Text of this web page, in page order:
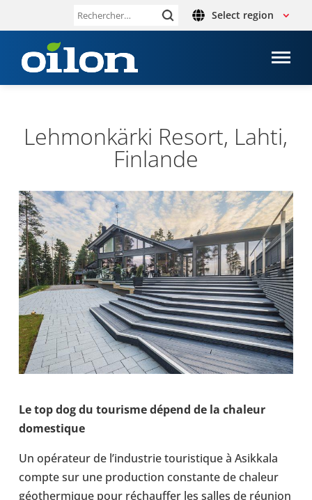
Rechercher : Select region
Lehmonkärki Resort, Lahti,
Fin­lande
Le top dog du tou­risme dépend de la chaleur
domes­tique
Un opé­ra­teur de l’in­dus­trie tou­ris­tique à Asik­kala
compte sur une pro­duc­tion constante de chaleur
géo­ther­mique pour réchauf­fer les salles de réunion